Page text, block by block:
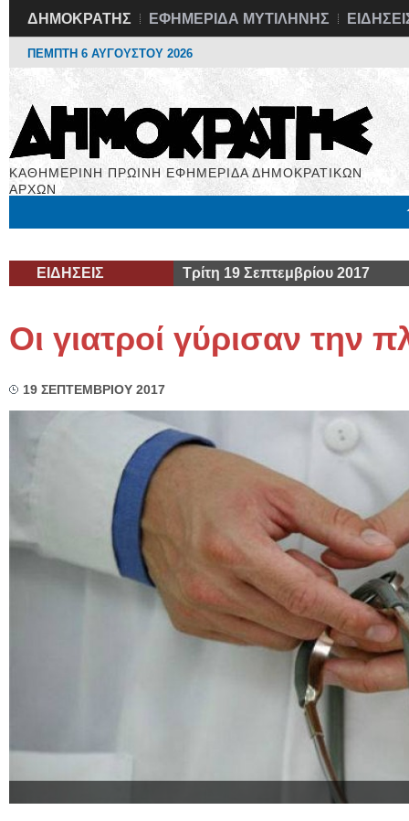
ΔΗΜΟΚΡΑΤΗΣ ΕΦΗΜΕΡΙΔΑ ΜΥΤΙΛΗΝΗΣ
ΠΕΜΠΤΗ 6 ΑΥΓΟΥΣΤΟΥ 2026
ΚΑΘΗΜΕΡΙΝΗ ΠΡΩΙΝΗ ΕΦΗΜΕΡΙΔΑ ΔΗΜΟΚΡΑΤΙΚΩΝ
ΑΡΧΩΝ
ΕΙΔΗΣΕΙΣ Τρίτη 19 Σεπτεμβρίου 2017
Οι γιατροί γύρισαν την
19 ΣΕΠΤΕΜΒΡΙΟΥ 2017